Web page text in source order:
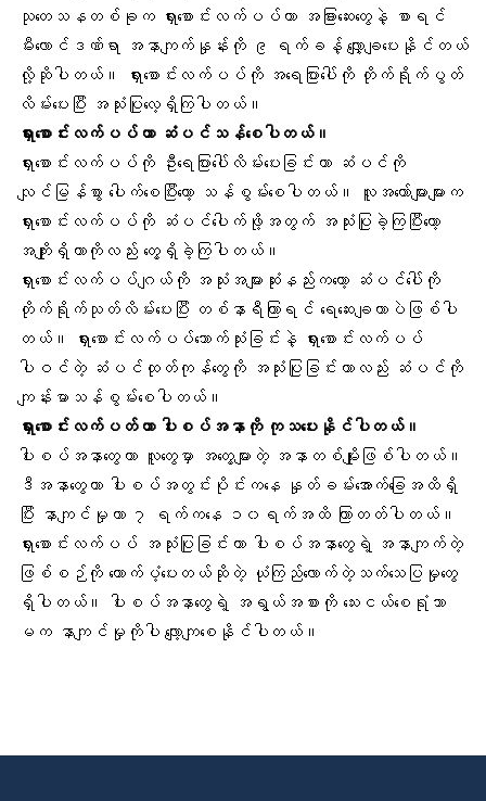
သုတေသနတစ်ခုက ရှားစောင်းလက်ပပ်ဟာ အခြားဆေးတွေနဲ့ စာရင်
မီးလောင်ဒဏ်ရာ အနာကျက်နှုန်းကို ၉ ရက်ခန့် လျှော့ချပေးနိုင်တယ်
လို့ဆိုပါတယ်။ ရှားစောင်းလက်ပပ်ကို အရေပြားပေါ်ကို တိုက်ရိုက်ပွတ်
လိမ်းပေးပြီး အသုံးပြုလေ့ရှိကြပါတယ်။
ရှားစောင်းလက်ပပ်ဟာ ဆံပင်သန်စေပါတယ်။
ရှားစောင်းလက်ပပ်ကို ဦးရေပြားပေါ်လိမ်းပေးခြင်းဟာ ဆံပင်ကို
လျင်မြန်စွာ ပေါက်စေပြီးတော့ သန်စွမ်းစေပါတယ်။ လူအတော်များများက
ရှားစောင်းလက်ပပ်ကို ဆံပင်ပေါက်ဖို့အတွက် အသုံးပြုခဲ့ကြပြီးတော့
အကျိုးရှိတာကိုလည်း တွေ့ရှိခဲ့ကြပါတယ်။
ရှားစောင်းလက်ပပ်ဂျယ်ကို အသုံးအများဆုံးနည်းကတော့ ဆံပင်ပေါ်ကို
တိုက်ရိုက်သုတ်လိမ်းပေးပြီး တစ်နာရီကြာရင် ရေဆေးချတာပဲဖြစ်ပါ
တယ်။ ရှားစောင်းလက်ပပ်သောက်သုံးခြင်းနဲ့ ရှားစောင်းလက်ပပ်
ပါဝင်တဲ့ ဆံပင်ထုတ်ကုန်တွေကို အသုံးပြုခြင်းဟာလည်း ဆံပင်ကို
ကျန်းမာသန်စွမ်းစေပါတယ်။
ရှားစောင်းလက်ပတ်ဟာ ပါးစပ်အနာကို ကုသပေးနိုင်ပါတယ်။
ပါးစပ်အနာတွေဟာ လူတွေမှာ အတွေ့များတဲ့ အနာတစ်မျိုးဖြစ်ပါတယ်။
ဒီအနာတွေဟာ ပါးစပ်အတွင်းပိုင်းကနေ နှုတ်ခမ်းအောက်ခြေအထိရှိ
ပြီး နာကျင်မှုဟာ ၇ ရက်ကနေ ၁၀ရက်အထိ ကြာတတ်ပါတယ်။
ရှားစောင်းလက်ပပ် အသုံးပြုခြင်းဟာ ပါးစပ်အနာတွေရဲ့ အနာကျက်တဲ့
ဖြစ်စဉ်ကို ထောက်ပံ့ပေးတယ်ဆိုတဲ့ ယုံကြည်လောက်တဲ့သက်သေပြမှုတွေ
ရှိပါတယ်။ ပါးစပ်အနာတွေရဲ့ အရွယ်အစားကို သေးငယ်စေရုံသာ
မက နာကျင်မှုကိုပါ လျော့ကျစေနိုင်ပါတယ်။